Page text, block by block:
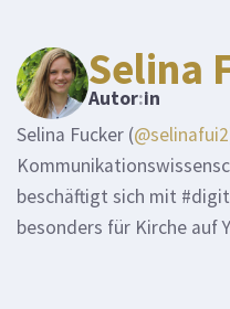
Selina
Autor:in
Selina Fucker (@selinafui2
beschäftigt sich mit
besonders für Kirche auf